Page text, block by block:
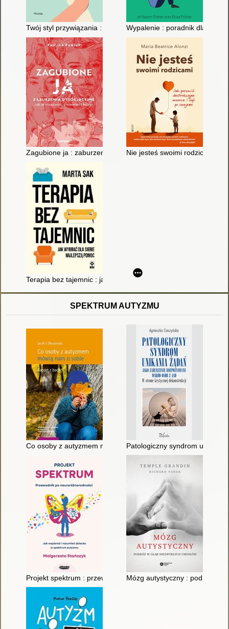
Twój styl przywiązania : jak stworzyć głębokie relacje i
Wypalenie : poradnik dla
Zagubione ja : zaburzenia dysocjacyjne : jak je rozpoznać,
Nie jesteś swoimi rodzicami :
Terapia bez tajemnic : jak wybrać dla siebie najlepszą pomoc
SPEKTRUM AUTYZMU
Co osoby z autyzmem mówią nam o sobie : raport z badań
Patologiczny syndrom
Projekt spektrum : przewodnik po neuroróżnorodności : jak
Mózg autystyczny : podróż w